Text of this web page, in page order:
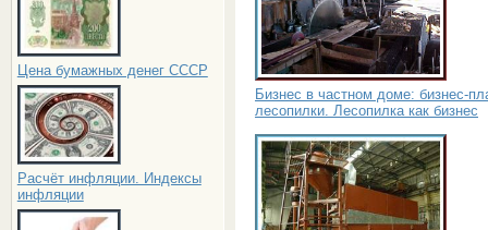
Цена бумажных денег СССР
Расчёт инфляции. Индексы
инфляции
Бизнес в частном доме: бизнес-
лесопилки. Лесопилка как бизнес